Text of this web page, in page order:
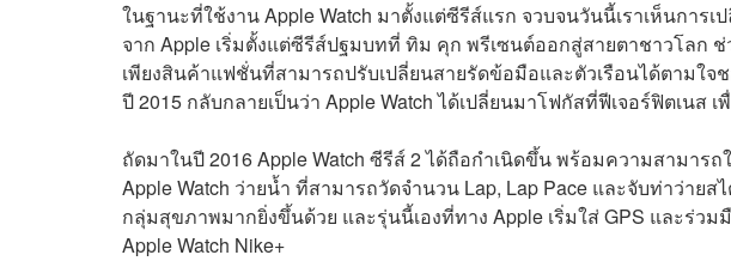
ในฐานะที่ใช้งาน Apple Watch มาตั้งแต่ซีรีส์แรก จวบจนวันนี้เราเห็นการ
จาก Apple เริ่มตั้งแต่ซีรีส์ปฐมบทที่ ทิม คุก พรีเซนต์ออกสู่สายตาชาวโลก
เพียงสินค้าแฟชั่นที่สามารถปรับเปลี่ยนสายรัดข้อมือและตัวเรือนได้ตามใจ
ปี 2015 กลับกลายเป็นว่า Apple Watch ได้เปลี่ยนมาโฟกัสที่ฟีเจอร์ฟิตเน
ถัดมาในปี 2016 Apple Watch ซีรีส์ 2 ได้ถือกำเนิดขึ้น พร้อมความสามาร
Apple Watch ว่ายน้ำ ที่สามารถวัดจำนวน Lap, Lap Pace และจับท่าว่าย
กลุ่มสุขภาพมากยิ่งขึ้นด้วย และรุ่นนี้เองที่ทาง Apple เริ่มใส่ GPS และร่ว
Apple Watch Nike+